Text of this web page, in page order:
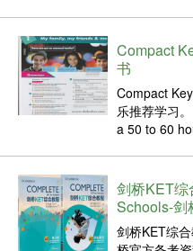
A2学...
Compact
书
Compact
乐推荐学习
a 50 to 60
剑桥KET综
Schools-剑
剑桥KET综